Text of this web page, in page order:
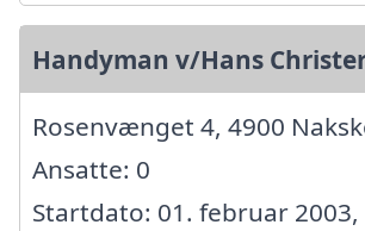
Handyman v/Hans
Rosenvænget 4, 4900
Ansatte: 0
Startdato: 01. februar 2003,